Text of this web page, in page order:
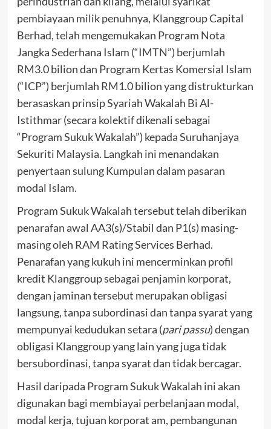
pembiayaan milik penuhnya, Klanggroup Capital
Berhad, telah mengemukakan Program Nota
Jangka Sederhana Islam (“IMTN”) berjumlah
RM3.0 bilion dan Program Kertas Komersial Islam
(“ICP”) berjumlah RM1.0 bilion yang distrukturkan
berasaskan prinsip Syariah Wakalah Bi Al-
Istithmar (secara kolektif dikenali sebagai
“Program Sukuk Wakalah”) kepada Suruhanjaya
Sekuriti Malaysia. Langkah ini menandakan
penyertaan sulung Kumpulan dalam pasaran
modal Islam.
Program Sukuk Wakalah tersebut telah diberikan
penarafan awal AA3(s)/Stabil dan P1(s) masing-
masing oleh RAM Rating Services Berhad.
Penarafan yang kukuh ini mencerminkan profil
kredit Klanggroup sebagai penjamin korporat,
dengan jaminan tersebut merupakan obligasi
langsung, tanpa subordinasi dan tanpa syarat yang
mempunyai kedudukan setara (pari passu) dengan
obligasi Klanggroup yang lain yang juga tidak
bersubordinasi, tanpa syarat dan tidak bercagar.
Hasil daripada Program Sukuk Wakalah ini akan
digunakan bagi membiayai perbelanjaan modal,
modal kerja, tujuan korporat am, pembangunan